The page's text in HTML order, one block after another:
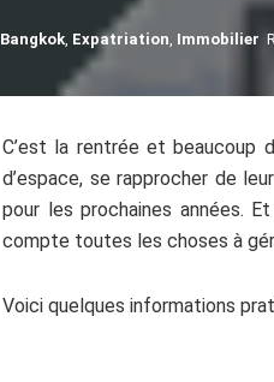
Bangkok, Expatriation, Immobilier
C’est la rentrée et beaucoup
d’espace, se rapprocher de
pour les prochaines années.
compte toutes les choses à
Voici quelques informations